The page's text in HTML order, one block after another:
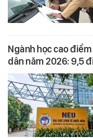
Ngành học cao
dân năm 2026: 9,5